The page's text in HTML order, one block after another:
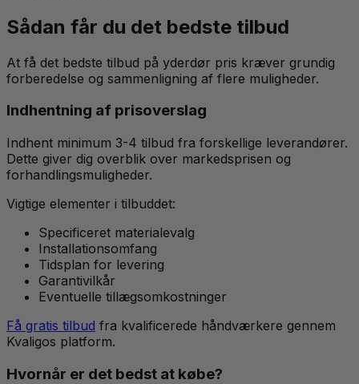
Sådan får du det bedste tilbud
At få det bedste tilbud på yderdør pris kræver grundig
forberedelse og sammenligning af flere muligheder.
Indhentning af prisoverslag
Indhent minimum 3-4 tilbud fra forskellige leverandører.
Dette giver dig overblik over markedsprisen og
forhandlingsmuligheder.
Vigtige elementer i tilbuddet:
Specificeret materialevalg
Installationsomfang
Tidsplan for levering
Garantivilkår
Eventuelle tillægsomkostninger
Få gratis tilbud fra kvalificerede håndværkere gennem
Kvaligos platform.
Hvornår er det bedst at købe?